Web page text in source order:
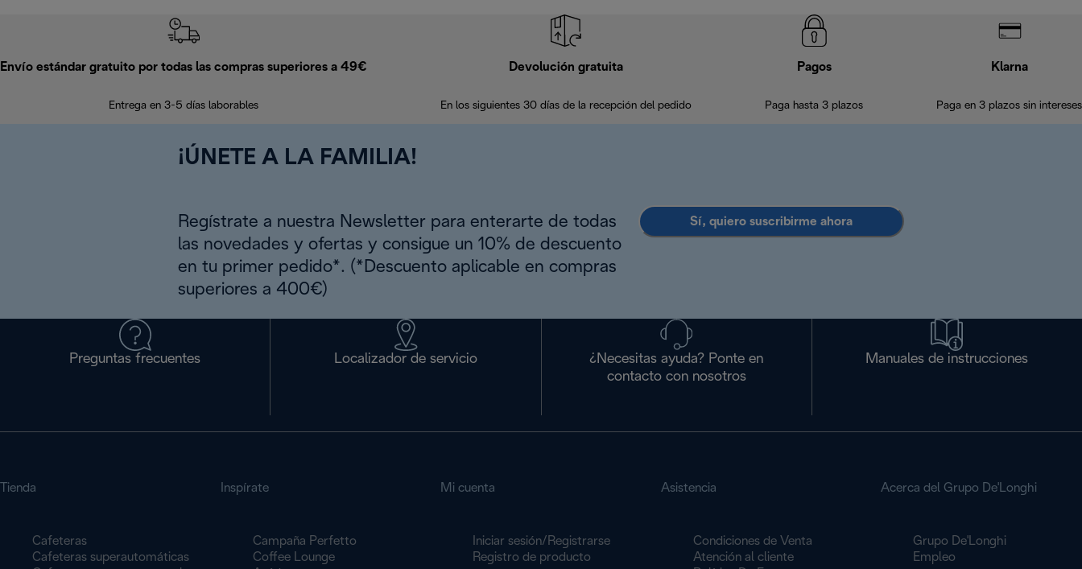
Envío estándar gratuito por todas las compras superiores a 49€
Entrega en 3-5 días laborables
Devolución gratuita
En los siguientes 30 días de la recepción del pedido
Pagos
Paga hasta 3 plazos
Klarna
Paga en 3 plazos sin intereses
¡ÚNETE A LA FAMILIA!
Regístrate a nuestra Newsletter para enterarte de todas
las novedades y ofertas y consigue un 10% de descuento
en tu primer pedido*. (*Descuento aplicable en compras
superiores a 400€)
Sí, quiero suscribirme ahora
Preguntas frecuentes Localizador de servicio
¿Necesitas ayuda? Ponte en
contacto con nosotros
Manuales de instrucciones
Tienda
Cafeteras
Cafeteras superautomáticas
Inspírate
Campaña Perfetto
Coffee Lounge
Mi cuenta
Iniciar sesión/Registrarse
Registro de producto
Asistencia
Condiciones de Venta
Atención al cliente
Acerca del Grupo De'Longhi
Grupo De'Longhi
Empleo